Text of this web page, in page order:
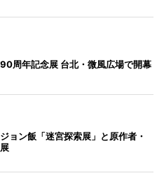
周年記念展 台北・微風広場で開幕
ョン飯「迷宮探索展」と原作者・